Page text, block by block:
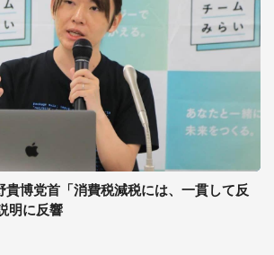
貴博党首「消費税減税には、一貫して反
明に反響